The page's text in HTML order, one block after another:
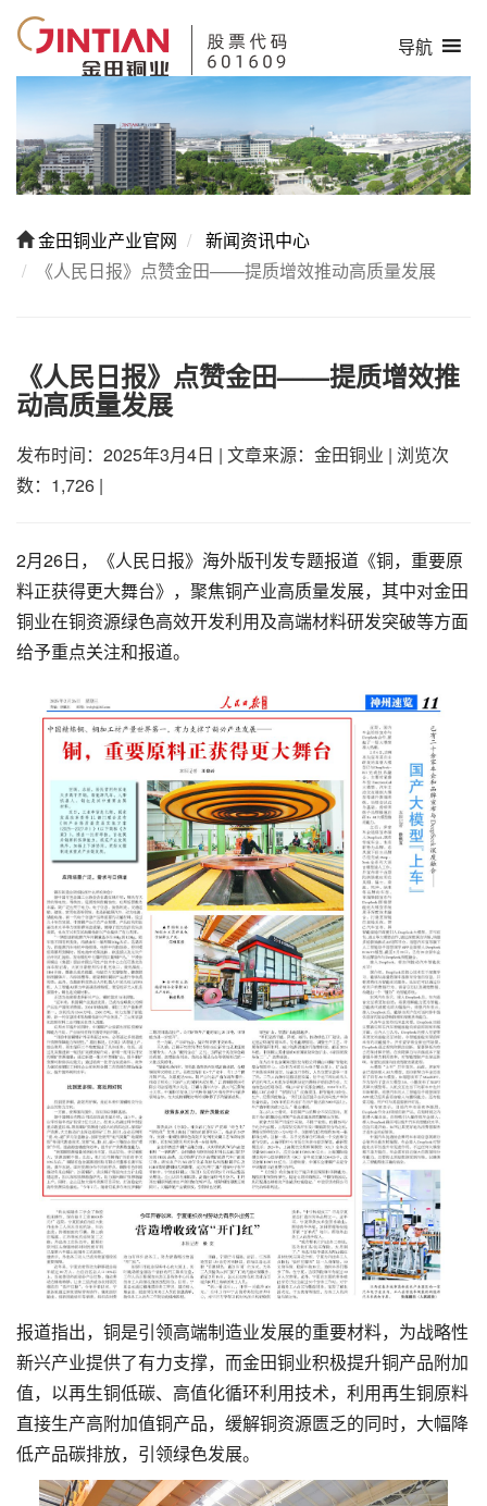
导航
金田铜业产业官网
新闻资讯中心
《人民日报》点赞金田——提质增效推动高质量发展
《人民日报》点赞金田——提质增效推
动高质量发展
发布时间：2025年3月4日 | 文章来源：金田铜业 | 浏览次
数：1,726 |
2月26日，《人民日报》海外版刊发专题报道《铜，重要原
料正获得更大舞台》，聚焦铜产业高质量发展，其中对金田
铜业在铜资源绿色高效开发利用及高端材料研发突破等方面
给予重点关注和报道。
报道指出，铜是引领高端制造业发展的重要材料，为战略性
新兴产业提供了有力支撑，而金田铜业积极提升铜产品附加
值，以再生铜低碳、高值化循环利用技术，利用再生铜原料
直接生产高附加值铜产品，缓解铜资源匮乏的同时，大幅降
低产品碳排放，引领绿色发展。